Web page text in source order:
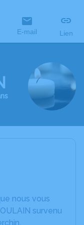
E-mail Lien
nous vous
survenu